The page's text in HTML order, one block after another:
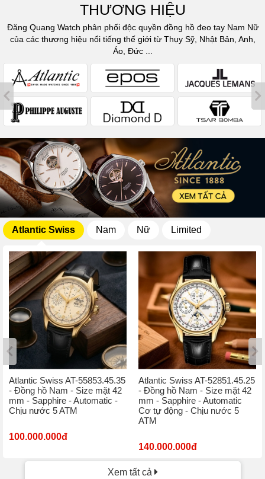
THƯƠNG HIỆU
Đăng Quang Watch phân phối độc quyền đồng hồ đeo tay Nam Nữ
của các thương hiệu nổi tiếng thế giới từ Thụy Sỹ, Nhật Bản, Anh,
Áo, Đức ...
Atlantic Swiss Nam Nữ Limited
Atlantic Swiss AT-55853.45.35
- Đồng hồ Nam - Size mặt 42
mm - Sapphire - Automatic -
Chịu nước 5 ATM
100.000.000đ
Atlantic Swiss AT-52851.45.25
- Đồng hồ Nam - Size mặt 42
mm - Sapphire - Automatic
Cơ tự động - Chịu nước 5
ATM
140.000.000đ
Xem tất cả